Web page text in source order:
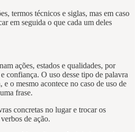
termos técnicos e siglas, mas em caso
em seguida o que cada um deles
ações, estados e qualidades, por
confiança. O uso desse tipo de palavra
o mesmo acontece no caso de uso de
frase.
concretas no lugar e trocar os
de ação.